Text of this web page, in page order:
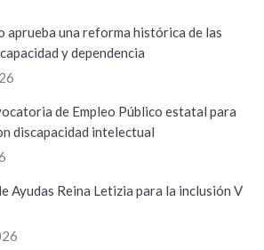
aprueba una reforma histórica de las
y dependencia
de Empleo Público estatal para
discapacidad intelectual
Ayudas Reina Letizia para la inclusión V